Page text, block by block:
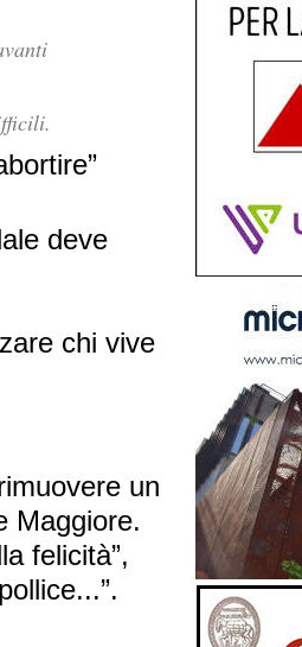
deve
chi vive
un
Maggiore.
felicità”,